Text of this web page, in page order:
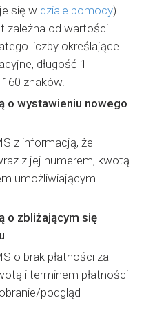
się w dziale pomocy).
zależna od wartości
liczby określające
długość 1
znaków.
o wystawieniu nowego
z informacją, że
z jej numerem, kwotą
umożliwiającym
o zbliżającym się
o brak płatności za
i terminem płatności
podgląd